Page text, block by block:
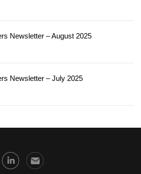
Newsletter – August 2025
Newsletter – July 2025